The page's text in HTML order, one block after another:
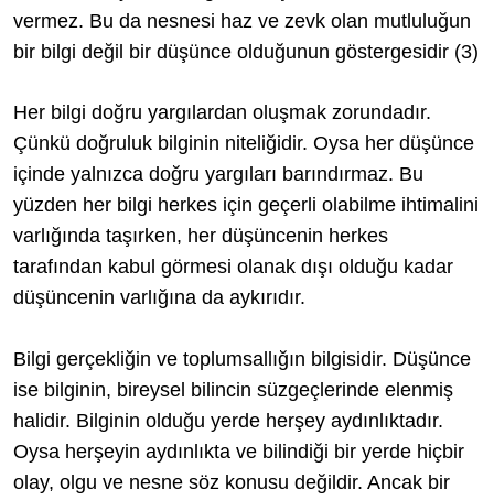
vermez. Bu da nesnesi haz ve zevk olan mutluluğun
bir bilgi değil bir düşünce olduğunun göstergesidir (3)
Her bilgi doğru yargılardan oluşmak zorundadır.
Çünkü doğruluk bilginin niteliğidir. Oysa her düşünce
içinde yalnızca doğru yargıları barındırmaz. Bu
yüzden her bilgi herkes için geçerli olabilme ihtimalini
varlığında taşırken, her düşüncenin herkes
tarafından kabul görmesi olanak dışı olduğu kadar
düşüncenin varlığına da aykırıdır.
Bilgi gerçekliğin ve toplumsallığın bilgisidir. Düşünce
ise bilginin, bireysel bilincin süzgeçlerinde elenmiş
halidir. Bilginin olduğu yerde herşey aydınlıktadır.
Oysa herşeyin aydınlıkta ve bilindiği bir yerde hiçbir
olay, olgu ve nesne söz konusu değildir. Ancak bir